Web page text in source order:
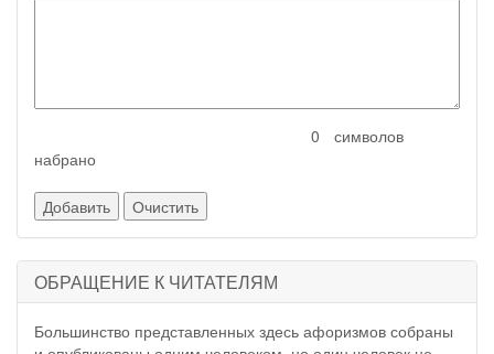
символов
набрано
ОБРАЩЕНИЕ К ЧИТАТЕЛЯМ
Большинство представленных здесь афоризмов собраны